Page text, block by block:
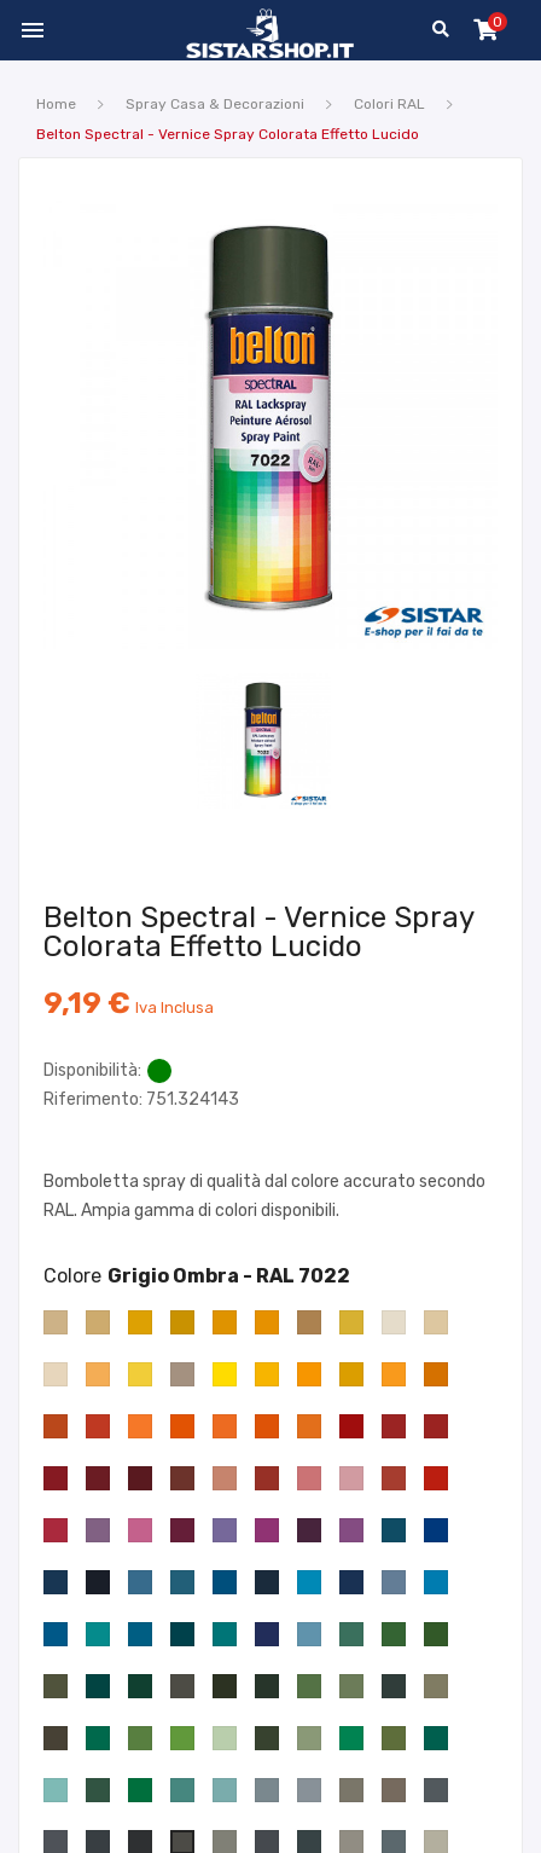
 0
Home Spray Casa & Decorazioni
Colori RAL
Belton Spectral - Vernice Spray Colorata Effetto Lucido
Belton Spectral - Vernice Spray
Colorata Effetto Lucido
9,19 € Iva Inclusa
Disponibilità:
Riferimento: 751.324143
Bomboletta spray di qualità dal colore accurato secondo
RAL. Ampia gamma di colori disponibili.
Colore